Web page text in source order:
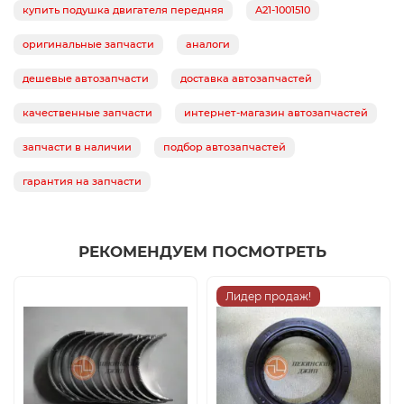
купить подушка двигателя передняя A21-1001510
оригинальные запчасти аналоги
дешевые автозапчасти доставка автозапчастей
качественные запчасти интернет-магазин автозапчастей
запчасти в наличии подбор автозапчастей
гарантия на запчасти
РЕКОМЕНДУЕМ ПОСМОТРЕТЬ
Лидер продаж!